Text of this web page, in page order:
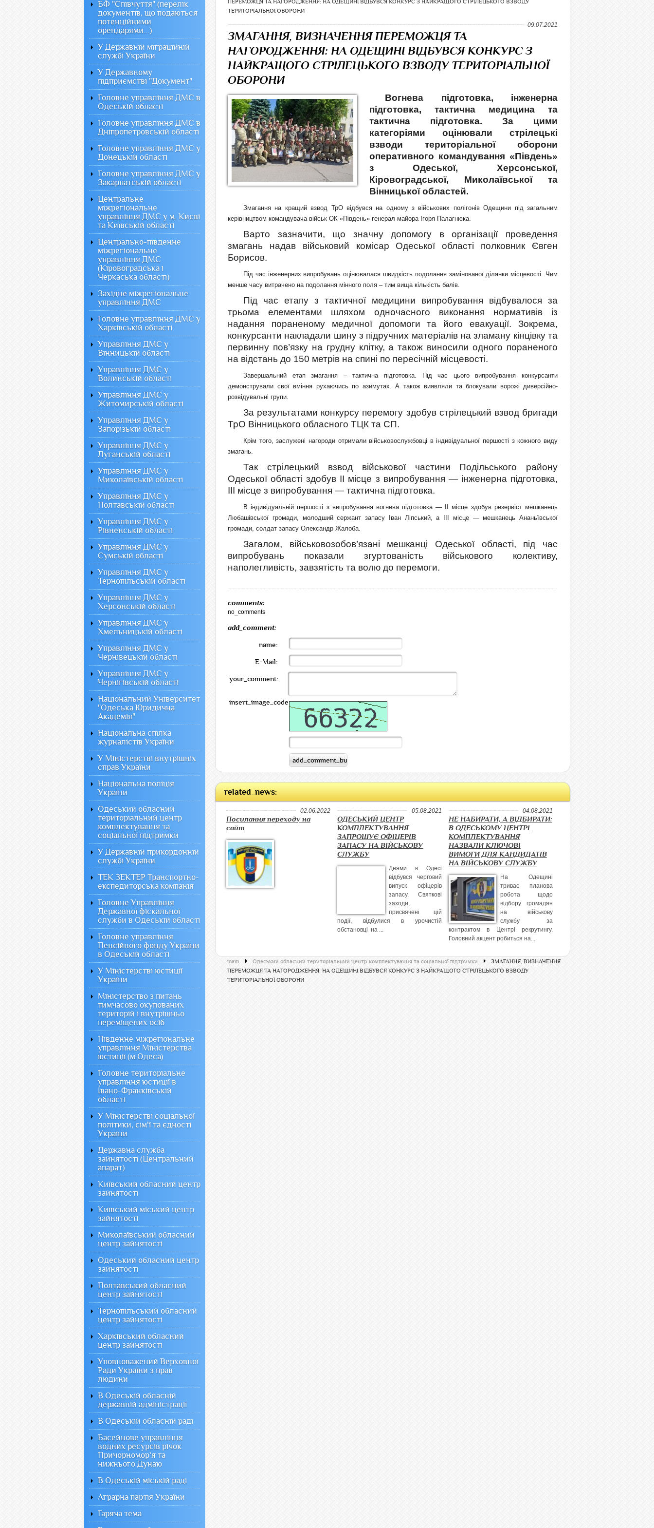
ПЕРЕМОЖЦЯ ТА НАГОРОДЖЕННЯ: НА ОДЕЩИНІ ВІДБУВСЯ КОНКУРС З НАЙКРАЩОГО СТРІЛЕЦЬКОГО ВЗВОДУ
ТЕРИТОРІАЛЬНОЇ ОБОРОНИ
09.07.2021
ЗМАГАННЯ, ВИЗНАЧЕННЯ ПЕРЕМОЖЦЯ ТА
НАГОРОДЖЕННЯ: НА ОДЕЩИНІ ВІДБУВСЯ КОНКУРС З
НАЙКРАЩОГО СТРІЛЕЦЬКОГО ВЗВОДУ ТЕРИТОРІАЛЬНОЇ
ОБОРОНИ
Вогнева підготовка, інженерна
підготовка, тактична медицина та
тактична підготовка. За цими
категоріями оцінювали стрілецькі
взводи територіальної оборони
оперативного командування «Південь»
з Одеської, Херсонської,
Кіровоградської, Миколаївської та
Вінницької областей.
Змагання на кращий взвод ТрО відбувся на одному з військових полігонів Одещини під загальним
керівництвом командувача військ ОК «Південь» генерал-майора Ігоря Палагнюка.
Варто зазначити, що значну допомогу в організації проведення
змагань надав військовий комісар Одеської області полковник Євген
Борисов.
Під час інженерних випробувань оцінювалася швидкість подолання замінованої ділянки місцевості. Чим
менше часу витрачено на подолання мінного поля – тим вища кількість балів.
Під час етапу з тактичної медицини випробування відбувалося за
трьома елементами шляхом одночасного виконання нормативів із
надання пораненому медичної допомоги та його евакуації. Зокрема,
конкурсанти накладали шину з підручних матеріалів на зламану кінцівку та
первинну пов’язку на грудну клітку, а також виносили одного пораненого
на відстань до 150 метрів на спині по пересічній місцевості.
Завершальний етап змагання – тактична підготовка. Під час цього випробування конкурсанти
демонстрували свої вміння рухаючись по азимутах. А також виявляли та блокували ворожі диверсійно-
розвідувальні групи.
За результатами конкурсу перемогу здобув стрілецький взвод бригади
ТрО Вінницького обласного ТЦК та СП.
Крім того, заслужені нагороди отримали військовослужбовці в індивідуальної першості з кожного виду
змагань.
Так стрілецький взвод військової частини Подільського району
Одеської області здобув ІІ місце з випробування — інженерна підготовка,
ІІІ місце з випробування — тактична підготовка.
В індивідуальній першості з випробування вогнева підготовка — ІІ місце здобув резервіст мешканець
Любашівської громади, молодший сержант запасу Іван Ліпський, а ІІІ місце — мешканець Ананьївської
громади, солдат запасу Олександр Жалоба.
Загалом, військовозобов’язані мешканці Одеської області, під час
випробувань показали згуртованість військового колективу,
наполегливість, завзятість та волю до перемоги.
comments:
no_comments
add_comment:
name:
E-Mail:
your_comment:
insert_image_code:
related_news:
02.06.2022
Посилання переходу на
сайт
05.08.2021
ОДЕСЬКИЙ ЦЕНТР
КОМПЛЕКТУВАННЯ
ЗАПРОШУЄ ОФІЦЕРІВ
ЗАПАСУ НА ВІЙСЬКОВУ
СЛУЖБУ
Днями в Одесі
відбувся черговий
випуск офіцерів
запасу. Святкові
заходи,
присвячені цій
події, відбулися в урочистій
обстановці на ...
04.08.2021
НЕ НАБИРАТИ, А ВІДБИРАТИ:
В ОДЕСЬКОМУ ЦЕНТРІ
КОМПЛЕКТУВАННЯ
НАЗВАЛИ КЛЮЧОВІ
ВИМОГИ ДЛЯ КАНДИДАТІВ
НА ВІЙСЬКОВУ СЛУЖБУ
На Одещині
триває планова
робота щодо
відбору громадян
на військову
службу за
контрактом в Центрі рекрутингу.
Головний акцент робиться на...
main Одеський обласний територіальний центр комплектування та соціальної підтримки
ЗМАГАННЯ, ВИЗНАЧЕННЯ
ПЕРЕМОЖЦЯ ТА НАГОРОДЖЕННЯ: НА ОДЕЩИНІ ВІДБУВСЯ КОНКУРС З НАЙКРАЩОГО СТРІЛЕЦЬКОГО ВЗВОДУ
ТЕРИТОРІАЛЬНОЇ ОБОРОНИ
БФ "Співчуття" (перелік
документів, що подаються
потенційними
орендарями...)
У Державній міграційній
службі України
У Державному
підприємстві "Документ"
Головне управління ДМС в
Одеській області
Головне управління ДМС в
Дніпропетровській області
Головне управління ДМС у
Донецькій області
Головне управління ДМС у
Закарпатській області
Центральне
міжрегіональне
управління ДМС у м. Києві
та Київській області
Центрально-південне
міжрегіональне
управління ДМС
(Кіровоградська і
Черкаська області)
Західне міжрегіональне
управління ДМС
Головне управління ДМС у
Харківській області
Управління ДМС у
Вінницькій області
Управління ДМС у
Волинській області
Управління ДМС у
Житомирській області
Управління ДМС у
Запорізькій області
Управління ДМС у
Луганській області
Управління ДМС у
Миколаївській області
Управління ДМС у
Полтавській області
Управління ДМС у
Рівненській області
Управління ДМС у
Сумській області
Управління ДМС у
Тернопільській області
Управління ДМС у
Херсонській області
Управління ДМС у
Хмельницькій області
Управління ДМС у
Чернівецькій області
Управління ДМС у
Чернігівській області
Національний Університет
"Одеська Юридична
Академія"
Національна спілка
журналістів України
У Міністерстві внутрішніх
справ України
Національна поліція
України
Одеський обласний
територіальний центр
комплектування та
соціальної підтримки
У Державній прикордонній
службі України
ТЕК ЗЕКТЕР Транспортно-
експедиторська компанія
Головне Управління
Державної фіскальної
служби в Одеській області
Головне управління
Пенсійного фонду України
в Одеській області
У Міністерстві юстиції
України
Міністерство з питань
тимчасово окупованих
територій і внутрішньо
переміщених осіб
Південне міжрегіональне
управління Міністерства
юстиції (м.Одеса)
Головне територіальне
управління юстиції в
Івано-Франківській
області
У Міністерстві соціальної
політики, сім'ї та єдності
України
Державна служба
зайнятості (Центральний
апарат)
Київський обласний центр
зайнятості
Київський міський центр
зайнятості
Миколаївський обласний
центр зайнятості
Одеський обласний центр
зайнятості
Полтавський обласний
центр зайнятості
Тернопільський обласний
центр зайнятості
Харківський обласний
центр зайнятості
Уповноважений Верховної
Ради України з прав
людини
В Одеській обласній
державній адміністрації
В Одеській обласній раді
Басейнове управління
водних ресурсів річок
Причорномор`я та
нижнього Дунаю
В Одеській міській раді
Аграрна партія України
Гаряча тема